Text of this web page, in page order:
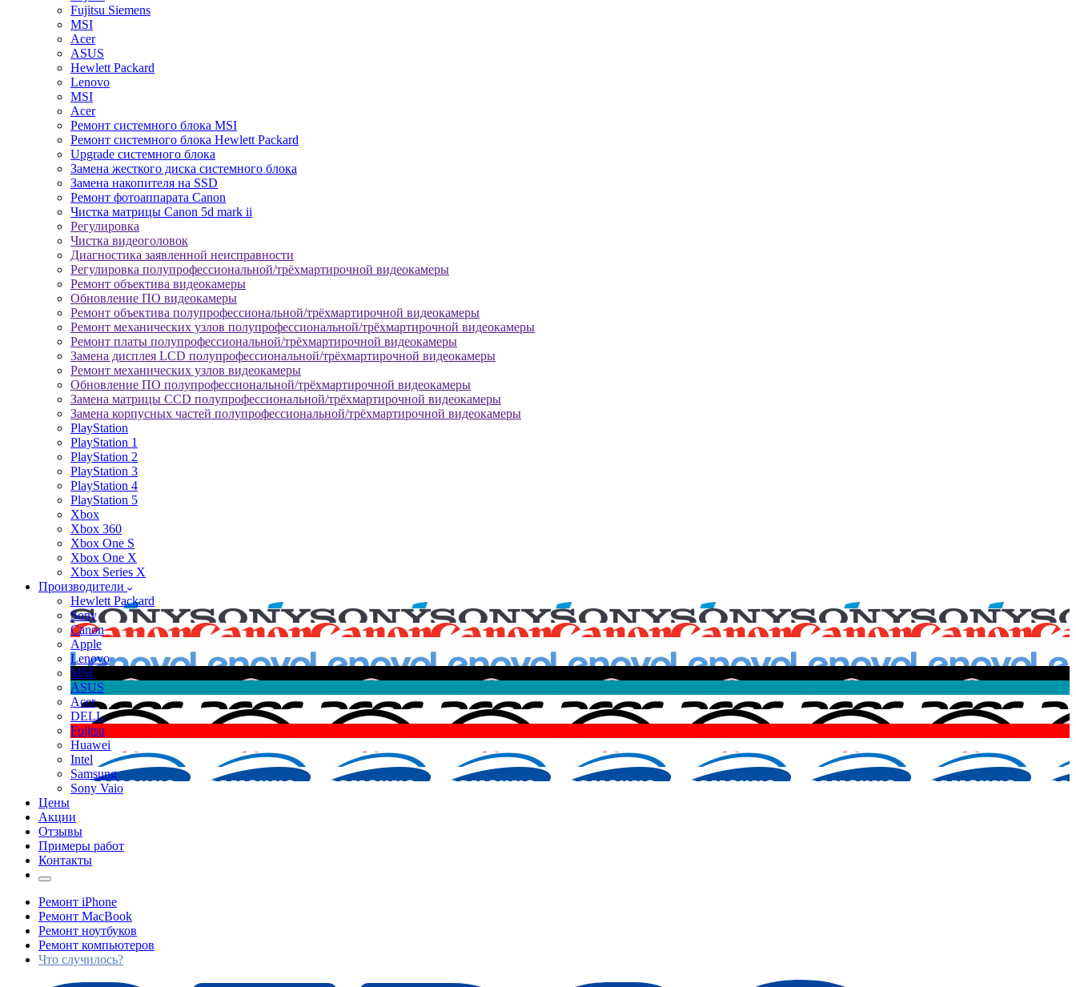
Fujitsu Siemens
MSI
Acer
ASUS
Hewlett Packard
Lenovo
MSI
Acer
Ремонт системного блока MSI
Ремонт системного блока Hewlett Packard
Upgrade системного блока
Замена жесткого диска системного блока
Замена накопителя на SSD
Ремонт фотоаппарата Canon
Чистка матрицы Canon 5d mark ii
Регулировка
Чистка видеоголовок
Диагностика заявленной неисправности
Регулировка полупрофессиональной/трёхмартирочной видеокамеры
Ремонт объектива видеокамеры
Обновление ПО видеокамеры
Ремонт объектива полупрофессиональной/трёхмартирочной видеокамеры
Ремонт механических узлов полупрофессиональной/трёхмартирочной видеокамеры
Ремонт платы полупрофессиональной/трёхмартирочной видеокамеры
Замена дисплея LCD полупрофессиональной/трёхмартирочной видеокамеры
Ремонт механических узлов видеокамеры
Обновление ПО полупрофессиональной/трёхмартирочной видеокамеры
Замена матрицы CCD полупрофессиональной/трёхмартирочной видеокамеры
Замена корпусных частей полупрофессиональной/трёхмартирочной видеокамеры
PlayStation
PlayStation 1
PlayStation 2
PlayStation 3
PlayStation 4
PlayStation 5
Xbox
Xbox 360
Xbox One S
Xbox One X
Xbox Series X
Производители
Hewlett Packard
Sony
Canon
Apple
Lenovo
MSI
ASUS
Acer
DELL
Fujitsu
Huawei
Intel
Samsung
Sony Vaio
Цены
Акции
Отзывы
Примеры работ
Контакты
Ремонт iPhone
Ремонт MacBook
Ремонт ноутбуков
Ремонт компьютеров
Что случилось?